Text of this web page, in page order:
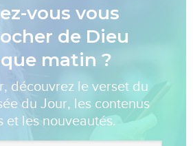
vous vous
de Dieu
matin ?
découvrez le verset du
du Jour, les contenus
et les nouveautés.